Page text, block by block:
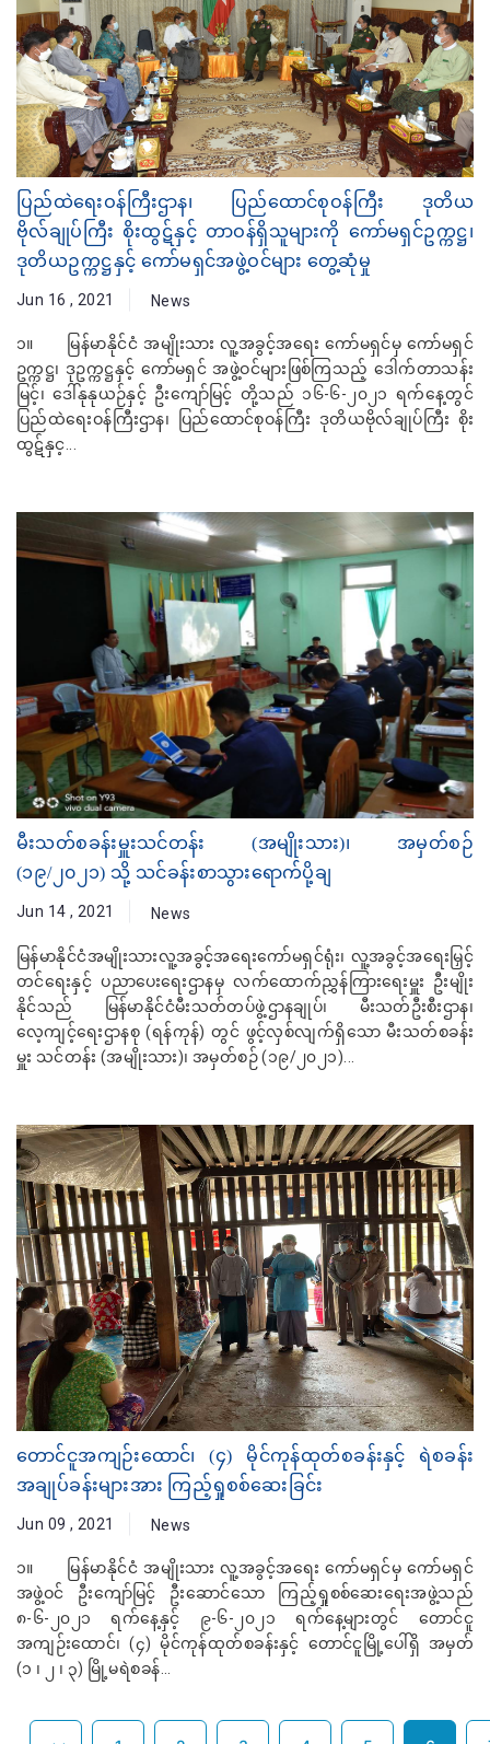
ပြည်ထဲရေးဝန်ကြီးဌာန၊ ပြည်ထောင်စုဝန်ကြီး ဒုတိယ
ဗိုလ်ချုပ်ကြီး စိုးထွဋ်နှင့် တာဝန်ရှိသူများကို ကော်မရှင်ဥက္ကဋ္ဌ၊
ဒုတိယဥက္ကဋ္ဌနှင့် ကော်မရှင်အဖွဲ့ဝင်များ တွေ့ဆုံမှု
Jun 16 , 2021 News
၁။ မြန်မာနိုင်ငံ အမျိုးသား လူ့အခွင့်အရေး ကော်မရှင်မှ ကော်မရှင်
ဥက္ကဋ္ဌ၊ ဒုဥက္ကဋ္ဌနှင့် ကော်မရှင် အဖွဲ့ဝင်များဖြစ်ကြသည့် ဒေါက်တာသန်း
မြင့်၊ ဒေါ်နုနုယဉ်နှင့် ဦးကျော်မြင့် တို့သည် ၁၆-၆-၂၀၂၁ ရက်နေ့တွင်
ပြည်ထဲရေးဝန်ကြီးဌာန၊ ပြည်ထောင်စုဝန်ကြီး ဒုတိယဗိုလ်ချုပ်ကြီး စိုး
ထွဋ်နှင့...
မီးသတ်စခန်းမှူးသင်တန်း (အမျိုးသား)၊ အမှတ်စဉ်
(၁၉/၂၀၂၁) သို့ သင်ခန်းစာသွားရောက်ပို့ချ
Jun 14 , 2021 News
မြန်မာနိုင်ငံအမျိုးသားလူ့အခွင့်အရေးကော်မရှင်ရုံး၊ လူ့အခွင့်အရေးမြှင့်
တင်ရေးနှင့် ပညာပေးရေးဌာနမှ လက်ထောက်ညွှန်ကြားရေးမှူး ဦးမျိုး
နိုင်သည် မြန်မာနိုင်ငံမီးသတ်တပ်ဖွဲ့ဌာနချုပ်၊ မီးသတ်ဦးစီးဌာန၊
လေ့ကျင့်ရေးဌာနစု (ရန်ကုန်) တွင် ဖွင့်လှစ်လျက်ရှိသော မီးသတ်စခန်း
မှူး သင်တန်း (အမျိုးသား)၊ အမှတ်စဉ် (၁၉/၂၀၂၁)...
တောင်ငူအကျဉ်း‌ထောင်၊ (၄) မိုင်ကုန်ထုတ်စခန်းနှင့် ရဲစခန်း
အချုပ်ခန်းများအား ကြည့်ရှုစစ်ဆေးခြင်း
Jun 09 , 2021 News
၁။ မြန်မာနိုင်ငံ အမျိုးသား လူ့အခွင့်အရေး ကော်မရှင်မှ ကော်မရှင်
အဖွဲ့ဝင် ဦး‌ကျော်မြင့် ဦးဆောင်သော ကြည့်ရှုစစ်ဆေးရေးအဖွဲ့သည်
၈-၆-၂၀၂၁ ရက်နေ့နှင့် ၉-၆-၂၀၂၁ ရက်နေ့များတွင် တောင်ငူ
အကျဉ်းထောင်၊ (၄) မိုင်ကုန်ထုတ်စခန်းနှင့် တောင်ငူမြို့ပေါ်ရှိ အမှတ်
(၁ ၊ ၂ ၊ ၃) မြို့မရဲစခန်...